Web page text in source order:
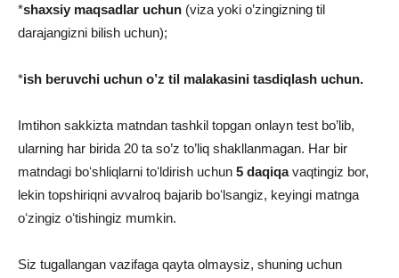
*shaxsiy maqsadlar uchun (viza yoki o’zingizning til
darajangizni bilish uchun);
*ish beruvchi uchun o’z til malakasini tasdiqlash uchun.
Imtihon sakkizta matndan tashkil topgan onlayn test bo’lib,
ularning har birida 20 ta so’z to’liq shakllanmagan. Har bir
matndagi boʻshliqlarni toʻldirish uchun 5 daqiqavaqtingiz bor,
lekin topshiriqni avvalroq bajarib boʻlsangiz, keyingi matnga
oʻzingiz oʻtishingiz mumkin.
Siz tugallangan vazifaga qayta olmaysiz, shuning uchun